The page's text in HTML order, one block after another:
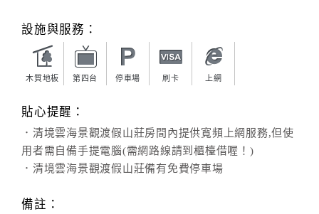
設施與服務：
木質地板 第四台 停車場 刷卡 上網
貼心提醒：
．清境雲海景觀渡假山莊房間內提供寬頻上網服務,但使
用者需自備手提電腦(需網路線請到櫃檯借喔！)
．清境雲海景觀渡假山莊備有免費停車場
備註：